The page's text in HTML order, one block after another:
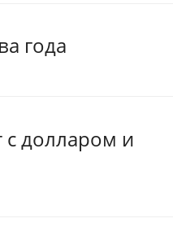
года
с долларом и